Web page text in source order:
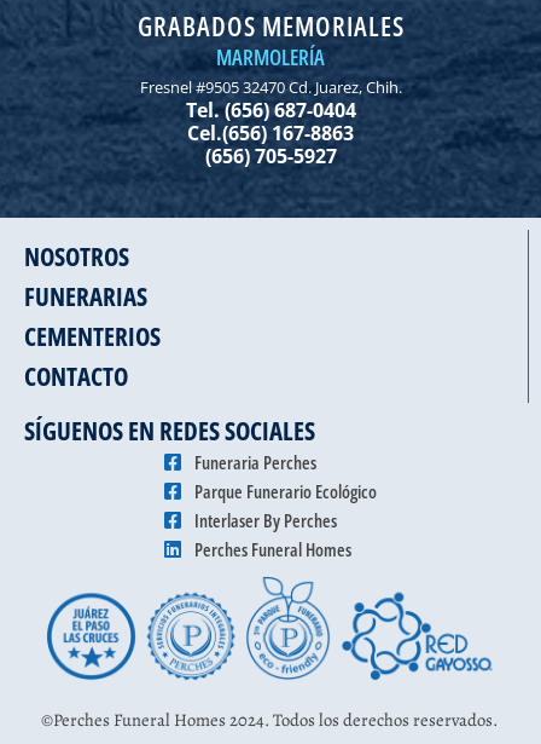
GRABADOS MEMORIALES
MARMOLERÍA
Fresnel #9505 32470 Cd. Juarez, Chih.
Tel. (656) 687-0404
Cel.(656) 167-8863
(656) 705-5927
NOSOTROS
FUNERARIAS
CEMENTERIOS
CONTACTO
SÍGUENOS EN REDES SOCIALES
Funeraria Perches
Parque Funerario Ecológico
Interlaser By Perches
Perches Funeral Homes
©Perches Funeral Homes 2024. Todos los derechos reservados.